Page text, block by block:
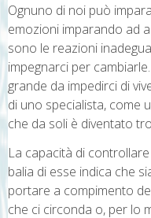
Ognuno di noi può
emozioni imparando ad
sono le reazioni
impegnarci per
grande da impedirci di
di uno specialista, come
che da soli è diventato
La capacità di
balia di esse indica che
portare a compimento
che ci circonda o, per lo